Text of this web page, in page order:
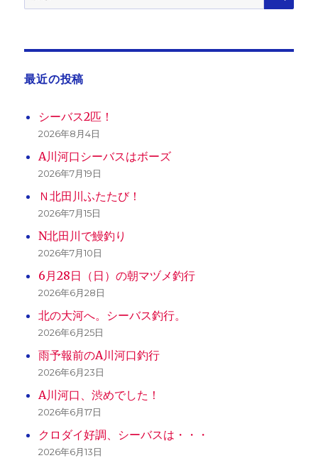
索:
最近の投稿
シーバス2匹！
2026年8月4日
A川河口シーバスはボーズ
2026年7月19日
Ｎ北田川ふたたび！
2026年7月15日
N北田川で鰻釣り
2026年7月10日
6月28日（日）の朝マヅメ釣行
2026年6月28日
北の大河へ。シーバス釣行。
2026年6月25日
雨予報前のA川河口釣行
2026年6月23日
A川河口、渋めでした！
2026年6月17日
クロダイ好調、シーバスは・・・
2026年6月13日